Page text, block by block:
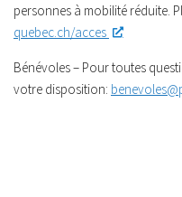
personnes à mobilité réduite.
quebec.ch/acces
Bénévoles– Pour toutes
votre disposition: